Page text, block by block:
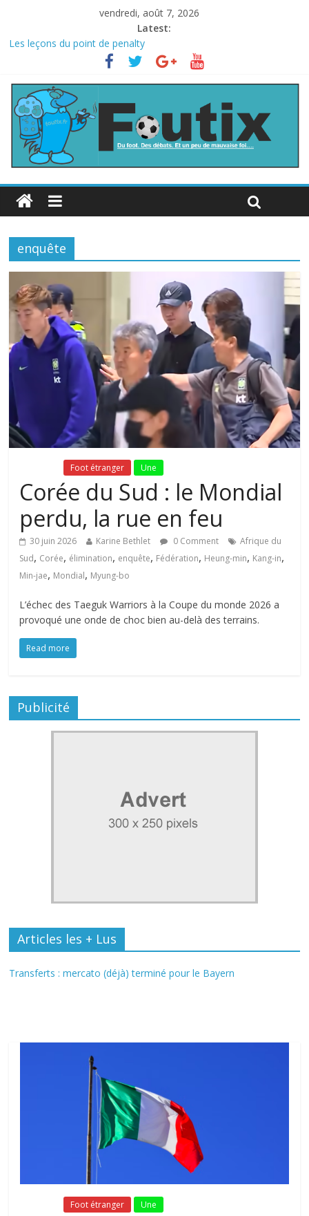
vendredi, août 7, 2026
Latest:
Les leçons du point de penalty
Le football italien retombe dans le chaos
La FIFA veut vendre une part de la Coupe du monde à des fonds
privés, la planète football s’insurge
Les curiosités de la Coupe du monde
L’Inde et la Chine, trop mauvais au football ?
enquête
Foot étranger Une
Corée du Sud : le Mondial
perdu, la rue en feu
30 juin 2026 Karine Bethlet 0 Comment
Afrique du
Sud, Corée, élimination, enquête, Fédération, Heung-min, Kang-in,
Min-jae, Mondial, Myung-bo
L’échec des Taeguk Warriors à la Coupe du monde 2026 a
provoqué une onde de choc bien au-delà des terrains.
Read more
Publicité
Articles les + Lus
Transferts : mercato (déjà) terminé pour le Bayern
Foot étranger Une